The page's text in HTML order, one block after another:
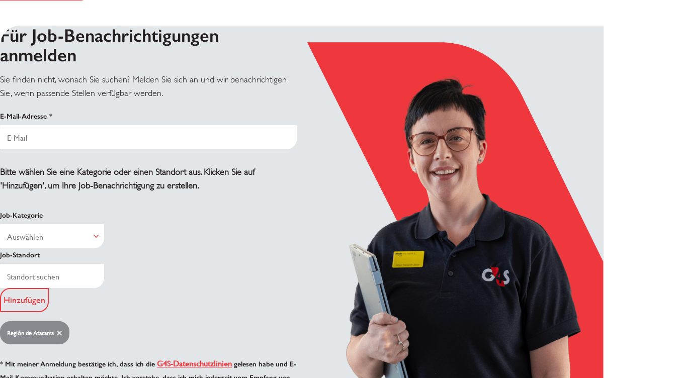
Für Job-Benachrichtigungen
anmelden
Sie finden nicht, wonach Sie suchen? Melden Sie sich an und wir benachrichtigen
Sie, wenn passende Stellen verfügbar werden.
E-Mail-Adresse
Bitte wählen Sie eine Kategorie oder einen Standort aus. Klicken Sie auf
'Hinzufügen', um Ihre Job-Benachrichtigung zu erstellen.
Job-Kategorie
Job-Standort
Hinzufügen
Región de Atacama
* Mit meiner Anmeldung bestätige ich, dass ich die G4S-Datenschutzlinien gelesen habe und E-